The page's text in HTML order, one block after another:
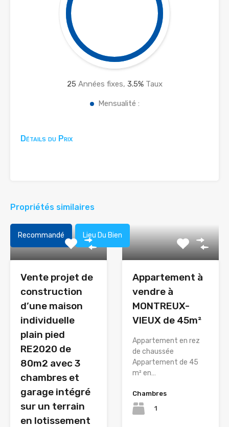
25 Années fixes, 3.5%Taux
Mensualité :
Détails du Prix
Propriétés similaires
Recommandé Lieu Du Bien
Vente projet de
construction
d’une maison
individuelle
plain pied
RE2020 de
80m2 avec 3
chambres et
garage intégré
sur un terrain
en lotissement
Appartement à
vendre à
MONTREUX-
VIEUX de 45m²
Appartement en rez
de chaussée
Appartement de 45
m² en…
Chambres
1